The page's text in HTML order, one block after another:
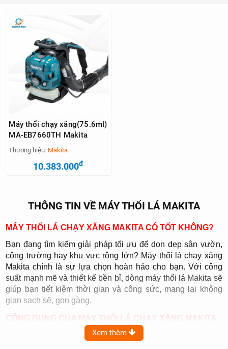
Máy thổi chạy xăng(75.6ml)
MA-EB7660TH Makita
Thương hiệu: Makita
10.383.000đ
THÔNG TIN VỀ MÁY THỔI LÁ MAKITA
MÁY THỔI LÁ CHẠY XĂNG MAKITA CÓ TỐT KHÔNG?
Bạn đang tìm kiếm giải pháp tối ưu để dọn dẹp sân vườn,
công trường hay khu vực rộng lớn? Máy thổi lá chạy xăng
Makita chính là sự lựa chọn hoàn hảo cho bạn. Với công
suất mạnh mẽ và thiết kế bền bỉ, dòng máy thổi lá Makita sẽ
giúp bạn tiết kiệm thời gian và công sức, mang lại không
gian sạch sẽ, gọn gàng.
CÔNG DỤNG CỦA MÁY THỔI LÁ CHẠY XĂNG MAKITA
Thổi lá và rác trong vườn, sân, hoặc công viên:
Xem thêm